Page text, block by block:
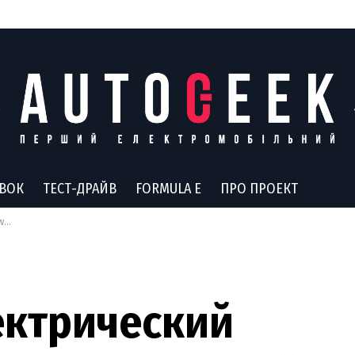
ТЕСТ-ДРАЙВ FORMULA E ПРО ПРОЕКТ